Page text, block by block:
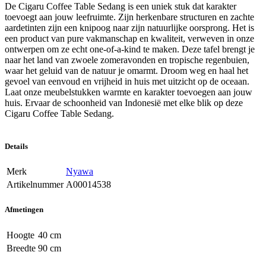
De Cigaru Coffee Table Sedang is een uniek stuk dat karakter
toevoegt aan jouw leefruimte. Zijn herkenbare structuren en zachte
aardetinten zijn een knipoog naar zijn natuurlijke oorsprong. Het is
een product van pure vakmanschap en kwaliteit, verweven in onze
ontwerpen om ze echt one-of-a-kind te maken. Deze tafel brengt je
naar het land van zwoele zomeravonden en tropische regenbuien,
waar het geluid van de natuur je omarmt. Droom weg en haal het
gevoel van eenvoud en vrijheid in huis met uitzicht op de oceaan.
Laat onze meubelstukken warmte en karakter toevoegen aan jouw
huis. Ervaar de schoonheid van Indonesië met elke blik op deze
Cigaru Coffee Table Sedang.
Details
Merk
Nyawa
Artikelnummer A00014538
Afmetingen
Hoogte 40 cm
Breedte 90 cm